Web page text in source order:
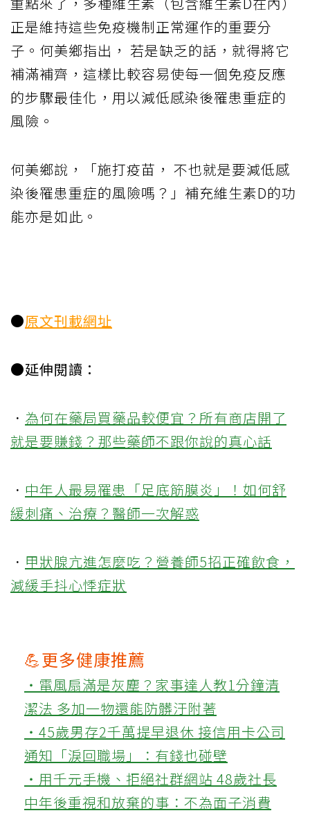
正是維持這些免疫機制正常運作的重要分
子。何美鄉指出， 若是缺乏的話，就得將它
補滿補齊，這樣比較容易使每一個免疫反應
的步驟最佳化，用以減低感染後罹患重症的
風險。
何美鄉說，「施打疫苗， 不也就是要減低感
染後罹患重症的風險嗎？」補充維生素D的功
能亦是如此。
●原文刊載網址
●延伸閱讀：
． 為何在藥局買藥品較便宜？所有商店開了
就是要賺錢？那些藥師不跟你說的真心話
． 中年人最易罹患「足底筋膜炎」！如何舒
緩刺痛、治療？醫師一次解惑
． 甲狀腺亢進怎麼吃？營養師5招正確飲食，
減緩手抖心悸症狀
💪更多健康推薦
‧電風扇滿是灰塵？家事達人教1分鐘清
潔法 多加一物還能防髒汙附著
‧45歲男存2千萬提早退休 接信用卡公司
通知「淚回職場」：有錢也碰壁
‧用千元手機、拒絕社群網站 48歲社長
中年後重視和放棄的事：不為面子消費